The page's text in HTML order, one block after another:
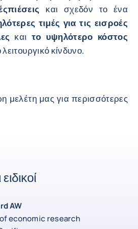
πιέσεις και σχεδόν το ένα
τιμές για τις εισροές
και το υψηλότερο κόστος
κίνδυνο.
μελέτη μας για περισσότερες
AW
economic research